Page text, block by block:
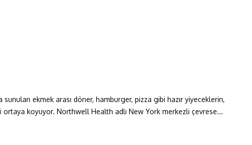
ekmek arası döner, hamburger, pizza gibi hazır yiyeceklerin,
ortaya koyuyor. Northwell Health adlı New York merkezli çevrese...